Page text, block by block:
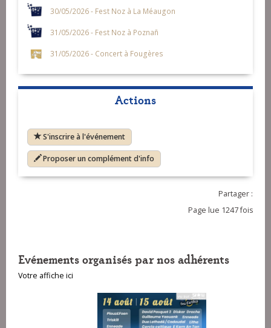
30/05/2026 - Fest Noz à La Méaugon
31/05/2026 - Fest Noz à Poznañ
31/05/2026 - Concert à Fougères
Actions
S'inscrire à l'événement
Proposer un complément d'info
Partager :
Page lue 1247 fois
Evénements organisés par nos adhérents
Votre affiche ici